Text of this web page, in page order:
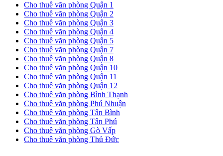
Cho thuê văn phòng Quận 1
Cho thuê văn phòng Quận 2
Cho thuê văn phòng Quận 3
Cho thuê văn phòng Quận 4
Cho thuê văn phòng Quận 5
Cho thuê văn phòng Quận 7
Cho thuê văn phòng Quận 8
Cho thuê văn phòng Quận 10
Cho thuê văn phòng Quận 11
Cho thuê văn phòng Quận 12
Cho thuê văn phòng Bình Thạnh
Cho thuê văn phòng Phú Nhuận
Cho thuê văn phòng Tân Bình
Cho thuê văn phòng Tân Phú
Cho thuê văn phòng Gò Vấp
Cho thuê văn phòng Thủ Đức